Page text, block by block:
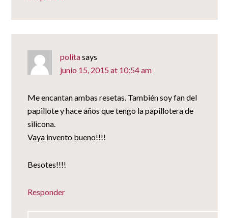
politasays
junio 15, 2015 at 10:54 am
Me encantan ambas resetas. También soy fan del
papillote y hace años que tengo la papillotera de
silicona.
Vaya invento bueno!!!!
Besotes!!!!
Responder